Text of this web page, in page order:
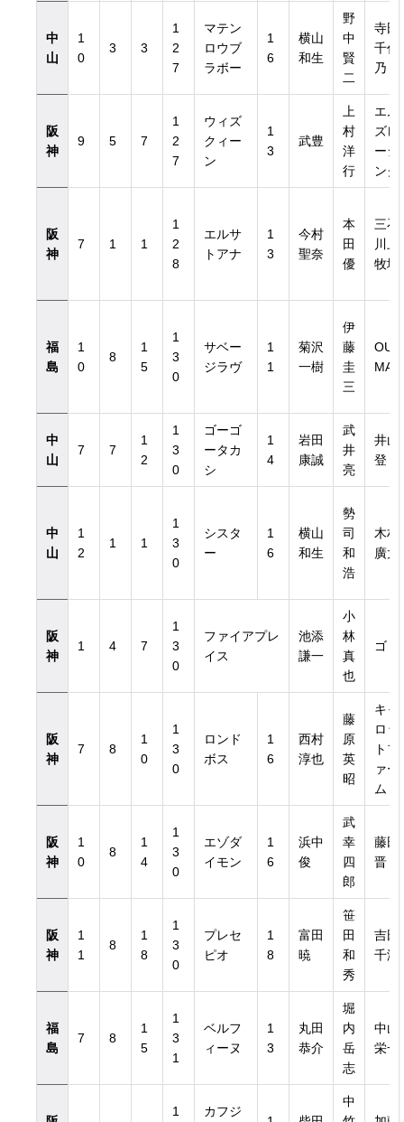
中
山
1
0
3 3
1
2
7
マテン
ロウブ
ラボー
1
6
横山
和生
野
中
賢
二
寺田
千代
乃
阪
神
9 5 7
1
2
7
ウィズ
クィー
ン
1
3
武豊
上
村
洋
行
エム
ズレ
ーシ
ング
阪
神
7 1 1
1
2
8
エルサ
トアナ
1
3
今村
聖奈
本
田
優
三石
川上
牧場
福
島
1
0
8
1
5
1
3
0
サベー
ジラヴ
1
1
菊沢
一樹
伊
藤
圭
三
OU
MA
中
山
7 7
1
2
1
3
0
ゴーゴ
ータカ
シ
1
4
岩田
康誠
武
井
亮
井山
登
中
山
1
2
1 1
1
3
0
シスタ
ー
1
6
横山
和生
勢
司
和
浩
木村
廣太
阪
神
1 4 7
1
3
0
ファイアプレ
イス
池添
謙一
小
林
真
也
ゴド
阪
神
7 8
1
0
1
3
0
ロンド
ボス
1
6
西村
淳也
藤
原
英
昭
キャ
ロッ
トフ
ァー
ム
阪
神
1
0
8
1
4
1
3
0
エゾダ
イモン
1
6
浜中
俊
武
幸
四
郎
藤田
晋
阪
神
1
1
8
1
8
1
3
0
プレセ
ピオ
1
8
富田
暁
笹
田
和
秀
吉田
千津
福
島
7 8
1
5
1
3
1
ベルフ
ィーヌ
1
3
丸田
恭介
堀
内
岳
志
中山
栄一
1 カフジ
中